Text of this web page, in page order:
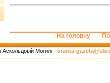
На головну
Могилі - oranta-